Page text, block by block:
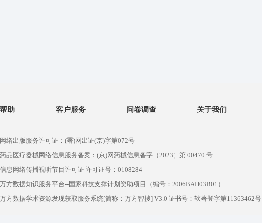
帮助 客户服务 问卷调查 关于我们
网络出版服务许可证：(署)网出证(京)字第072号
药品医疗器械网络信息服务备案：(京)网药械信息备字（2023）第 00470 号
信息网络传播视听节目许可证 许可证号：0108284
万方数据知识服务平台--国家科技支撑计划资助项目（编号：2006BAH03B01）
万方数据学术资源发现获取服务系统[简称：万方智搜] V3.0 证书号：软著登字第11363462号